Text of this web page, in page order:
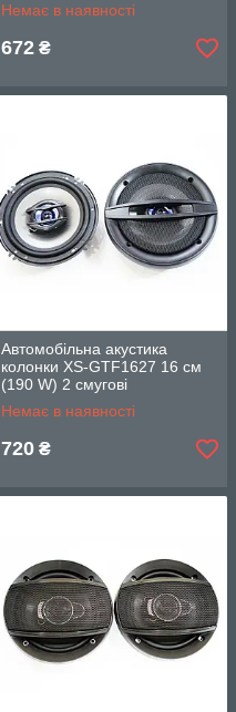
Немає в наявності
672 ₴
Автомобільна акустика
колонки XS-GTF1627 16 см
(190 W) 2 смугові
Немає в наявності
720 ₴